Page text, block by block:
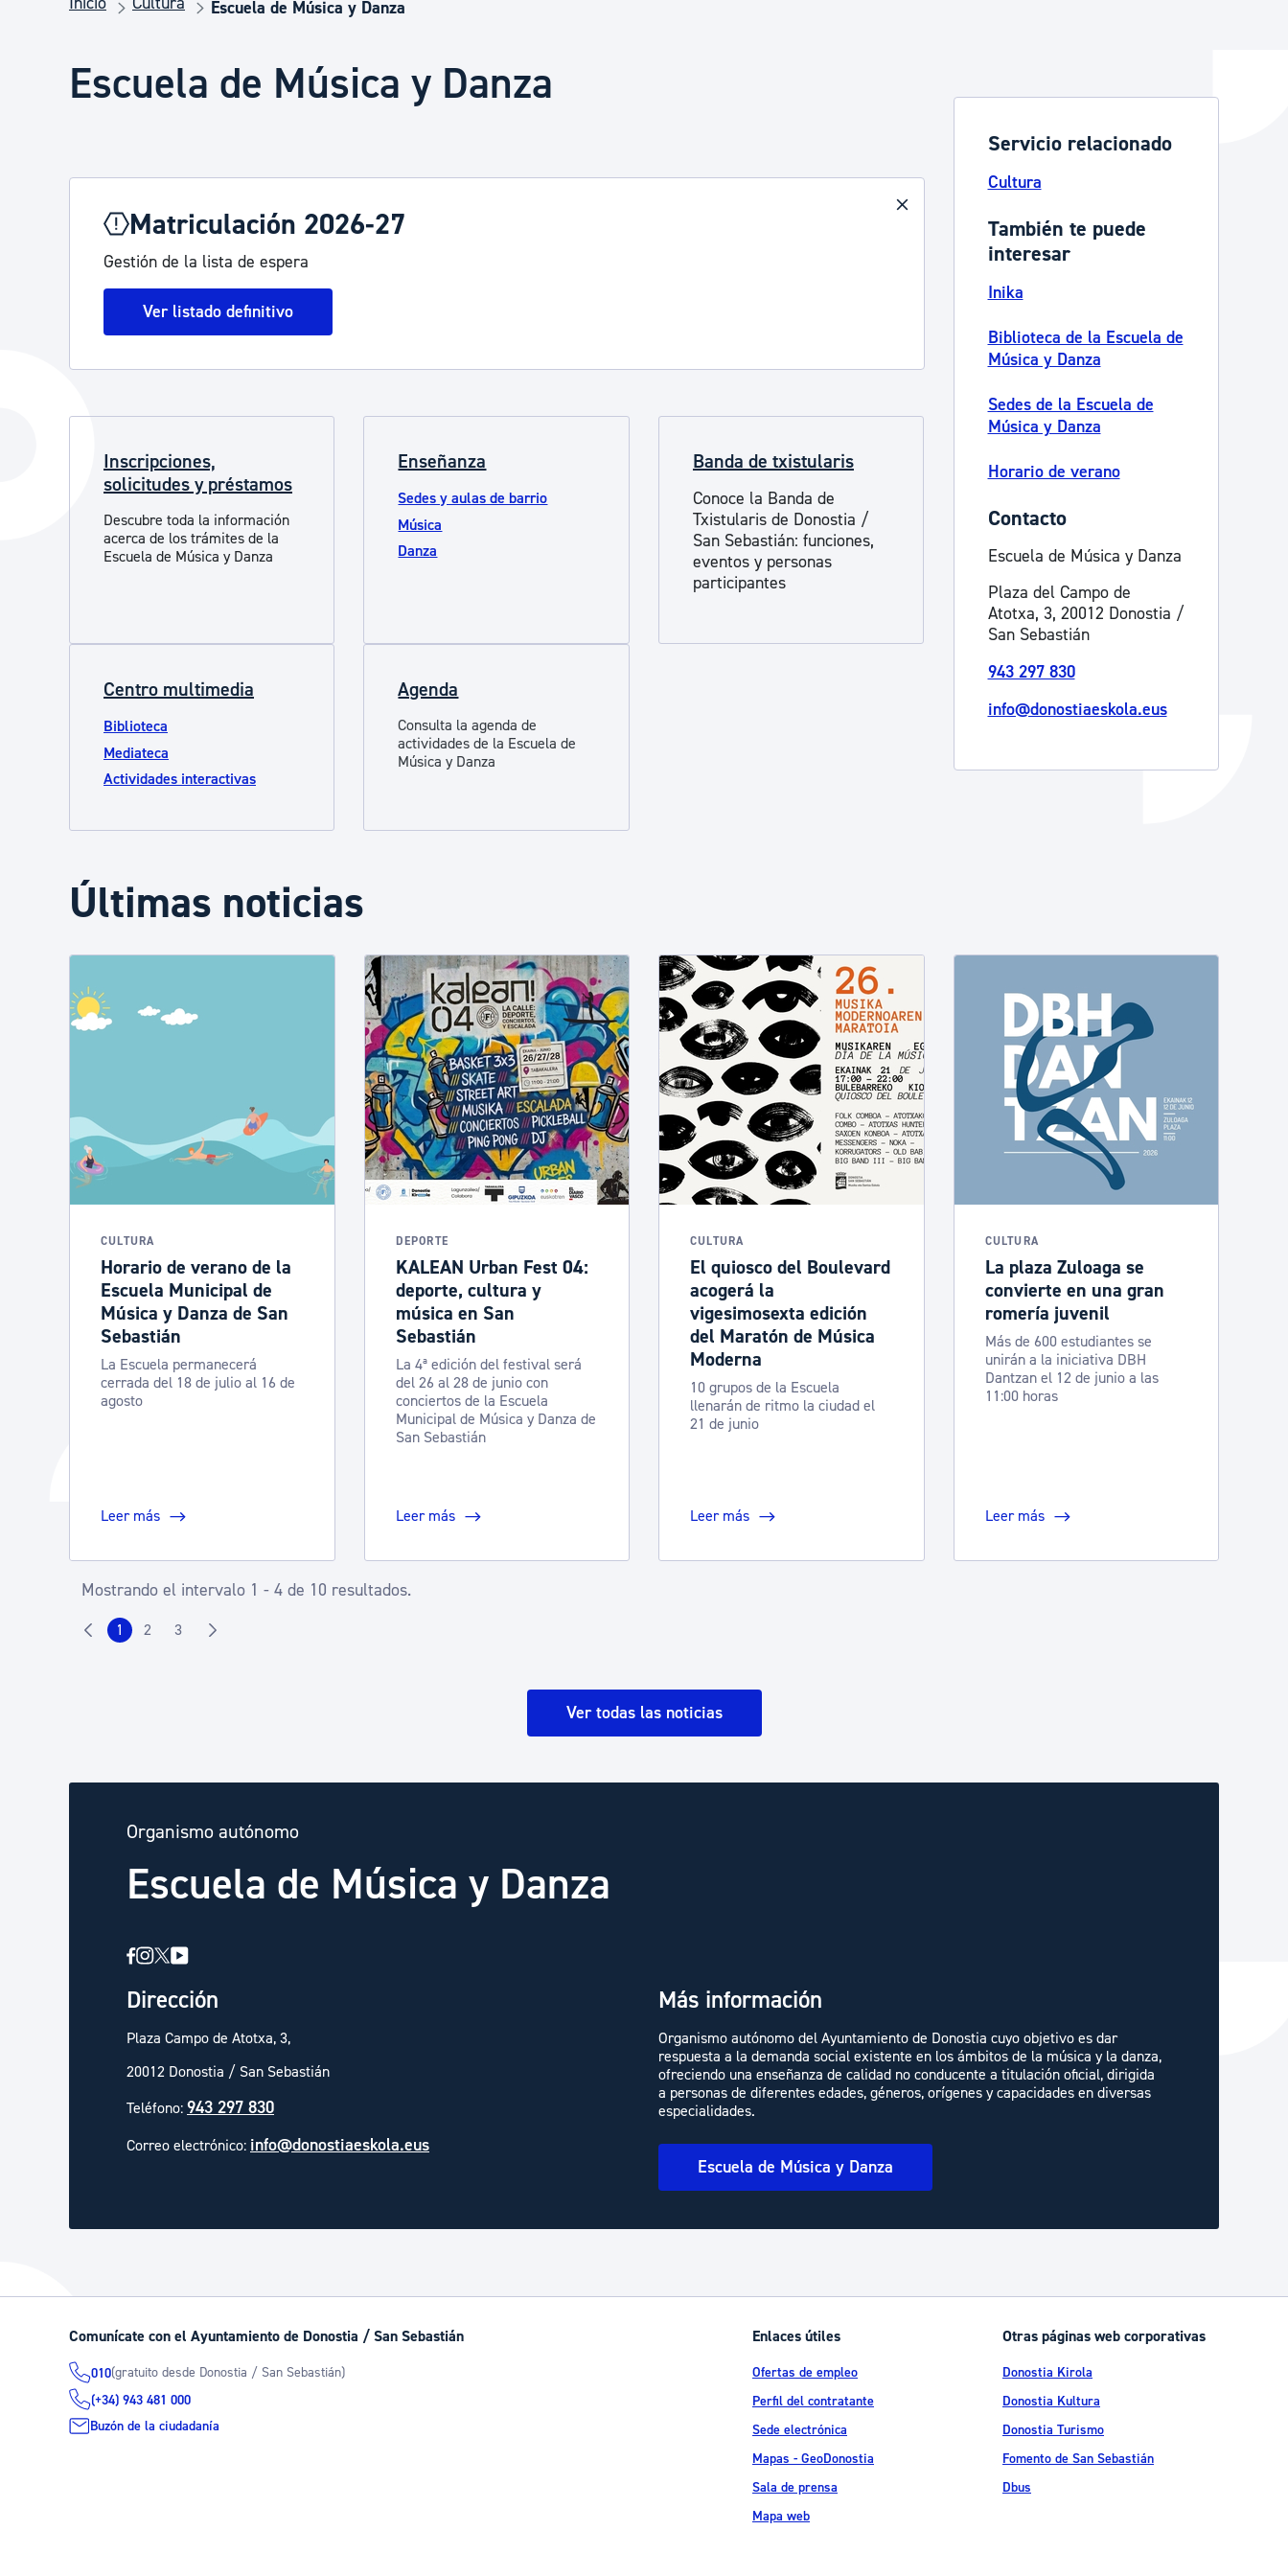
Salud Pública, animales y consumo
Participación ciudadana y asociacionismo
La ciudad ahora
Descubre la ciudad
La ciudad futura
Avisos
Agenda cultural
Calendario fiscal
Portal de transparencia
Catálogo de trámites
Escuela de Música y Danza
Escuela de Música y Danza
Matriculación 2026-27
Gestión de la lista de espera
Ver listado definitivo
Inscripciones,
solicitudes y préstamos
Descubre toda la información
acerca de los trámites de la
Escuela de Música y Danza
Enseñanza
Sedes y aulas de barrio
Música
Danza
Banda de txistularis
Conoce la Banda de
Txistularis de Donostia /
San Sebastián: funciones,
eventos y personas
participantes
Centro multimedia
Biblioteca
Mediateca
Actividades interactivas
Agenda
Consulta la agenda de
actividades de la Escuela de
Música y Danza
Servicio relacionado
Cultura
También te puede
interesar
Inika
Biblioteca de la Escuela de
Música y Danza
Sedes de la Escuela de
Música y Danza
Horario de verano
Contacto
Escuela de Música y Danza
Plaza del Campo de
Atotxa, 3, 20012 Donostia /
San Sebastián
943 297 830
info@donostiaeskola.eus
Últimas noticias
CULTURA
Horario de verano de la
Escuela Municipal de
Música y Danza de San
Sebastián
La Escuela permanecerá
cerrada del 18 de julio al 16 de
agosto
Leer más
DEPORTE
KALEAN Urban Fest 04:
deporte, cultura y
música en San
Sebastián
La 4ª edición del festival será
del 26 al 28 de junio con
conciertos de la Escuela
Municipal de Música y Danza de
San Sebastián
Leer más
CULTURA
El quiosco del Boulevard
acogerá la
vigesimosexta edición
del Maratón de Música
Moderna
10 grupos de la Escuela
llenarán de ritmo la ciudad el
21 de junio
Leer más
CULTURA
La plaza Zuloaga se
convierte en una gran
romería juvenil
Más de 600 estudiantes se
unirán a la iniciativa DBH
Dantzan el 12 de junio a las
11:00 horas
Leer más
Mostrando el intervalo 1 - 4 de 10 resultados.
1 2 3
Ver todas las noticias
Organismo autónomo
Escuela de Música y Danza
Dirección
Plaza Campo de Atotxa, 3,
20012 Donostia / San Sebastián
Teléfono: 943 297 830
Correo electrónico: info@donostiaeskola.eus
Más información
Organismo autónomo del Ayuntamiento de Donostia cuyo objetivo es dar
respuesta a la demanda social existente en los ámbitos de la música y la danza,
ofreciendo una enseñanza de calidad no conducente a titulación oficial, dirigida
a personas de diferentes edades, géneros, orígenes y capacidades en diversas
especialidades.
Escuela de Música y Danza
Comunícate con el Ayuntamiento de Donostia / San Sebastián
010(gratuito desde Donostia / San Sebastián)
(+34) 943 481 000
Buzón de la ciudadanía
Enlaces útiles
Ofertas de empleo
Perfil del contratante
Sede electrónica
Mapas - GeoDonostia
Sala de prensa
Mapa web
Otras páginas web corporativas
Donostia Kirola
Donostia Kultura
Donostia Turismo
Fomento de San Sebastián
Dbus